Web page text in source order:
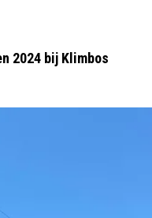
2024 bij Klimbos